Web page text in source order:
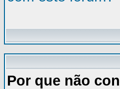
Por que não